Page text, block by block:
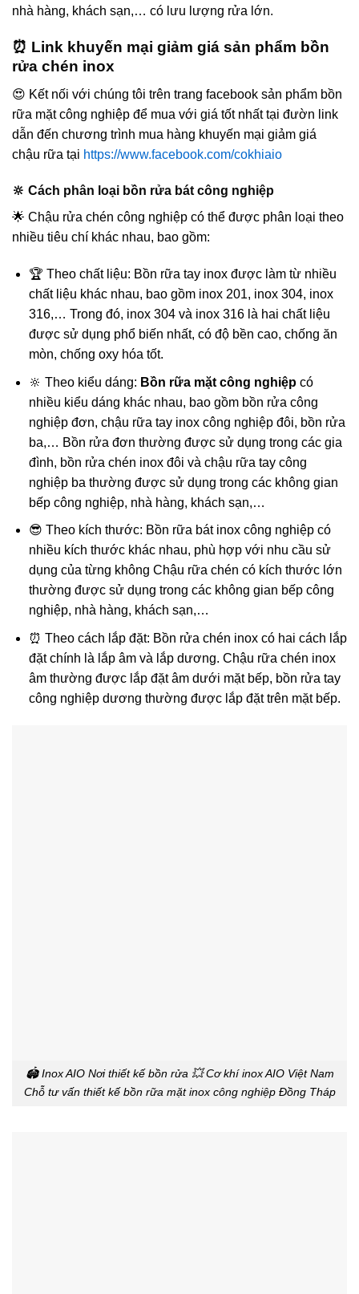
nhà hàng, khách sạn,… có lưu lượng rửa lớn.
⏰ Link khuyến mại giảm giá sản phẩm bồn
rửa chén inox
😍 Kết nối với chúng tôi trên trang facebook sản phẩm bồn
rữa mặt công nghiệp để mua với giá tốt nhất tại đườn link
dẫn đến chương trình mua hàng khuyến mại giảm giá
chậu rữa tại https://www.facebook.com/cokhiaio
🔆 Cách phân loại bồn rửa bát công nghiệp
🌟 Chậu rửa chén công nghiệp có thể được phân loại theo
nhiều tiêu chí khác nhau, bao gồm:
🏆 Theo chất liệu: Bồn rữa tay inox được làm từ nhiều
chất liệu khác nhau, bao gồm inox 201, inox 304, inox
316,… Trong đó, inox 304 và inox 316 là hai chất liệu
được sử dụng phổ biến nhất, có độ bền cao, chống ăn
mòn, chống oxy hóa tốt.
🔆 Theo kiểu dáng: Bồn rữa mặt công nghiệpcó
nhiều kiểu dáng khác nhau, bao gồm bồn rửa công
nghiệp đơn, chậu rữa tay inox công nghiệp đôi, bồn rửa
ba,… Bồn rửa đơn thường được sử dụng trong các gia
đình, bồn rửa chén inox đôi và chậu rữa tay công
nghiệp ba thường được sử dụng trong các không gian
bếp công nghiệp, nhà hàng, khách sạn,…
😎 Theo kích thước: Bồn rữa bát inox công nghiệp có
nhiều kích thước khác nhau, phù hợp với nhu cầu sử
dụng của từng không Chậu rữa chén có kích thước lớn
thường được sử dụng trong các không gian bếp công
nghiệp, nhà hàng, khách sạn,…
⏰ Theo cách lắp đặt: Bồn rửa chén inox có hai cách lắp
đặt chính là lắp âm và lắp dương. Chậu rữa chén inox
âm thường được lắp đặt âm dưới mặt bếp, bồn rửa tay
công nghiệp dương thường được lắp đặt trên mặt bếp.
🏟️ Inox AIO Nơi thiết kế bồn rửa 💥 Cơ khí inox AIO Việt Nam
Chỗ tư vấn thiết kế bồn rữa mặt inox công nghiệp Đồng Tháp